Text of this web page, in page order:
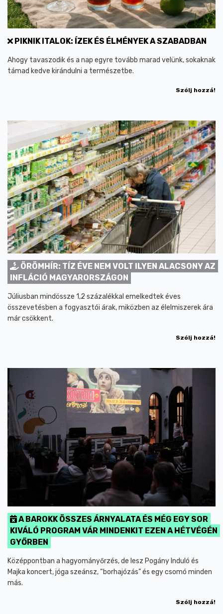
PIKNIK ITALOK: ÍZEK ÉS ÉLMÉNYEK A SZABADBAN
Ahogy tavaszodik és a nap egyre tovább marad velünk, sokaknak
támad kedve kirándulni a természetbe.
Szólj hozzá!
ÖRÖMHÍR: TÍZ ÉVE NEM VOLT ILYEN ALACSONY AZ
INFLÁCIÓ MAGYARORSZÁGON
Júliusban mindössze 1,2 százalékkal emelkedtek éves
összevetésben a fogyasztói árak, miközben az élelmiszerek ára
már csökkent.
Szólj hozzá!
A BAROKK ÖSSZES ÁRNYALATA ÉS MÉG EGY SOR
KIVÁLÓ PROGRAM VÁR MINDENKIT EZEN A HÉTVÉGÉN
GYŐRBEN
Középpontban a hagyományőrzés, de lesz Pogány Induló és
Majka koncert, jóga szeánsz, “borhajózás” és egy csomó minden
más.
Szólj hozzá!